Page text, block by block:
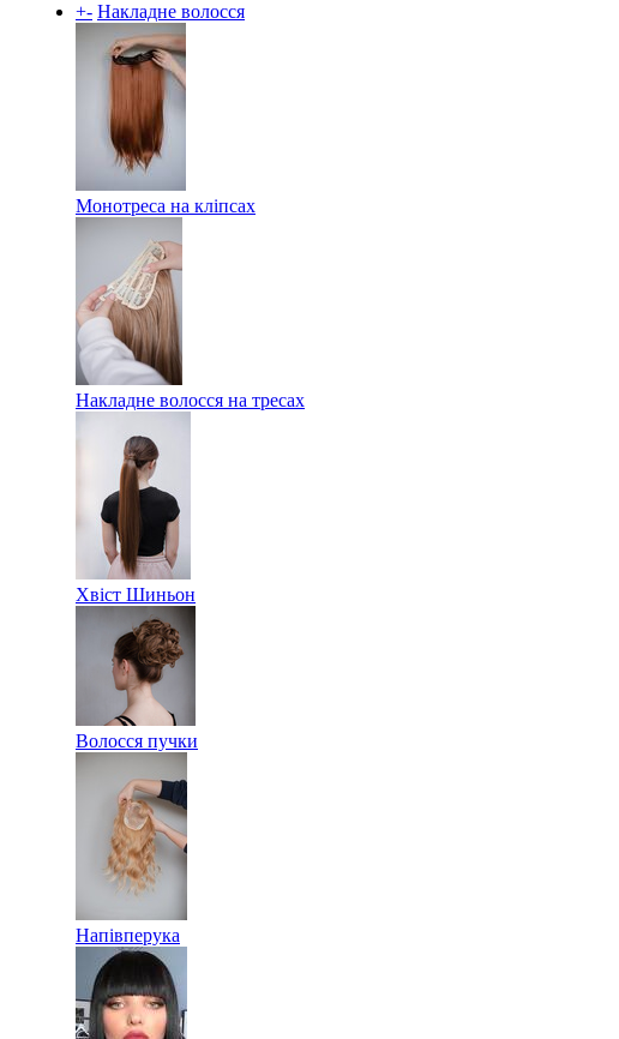
+- Накладне волосся
Монотреса на кліпсах
Накладне волосся на тресах
Хвіст Шиньон
Волосся пучки
Напівперука